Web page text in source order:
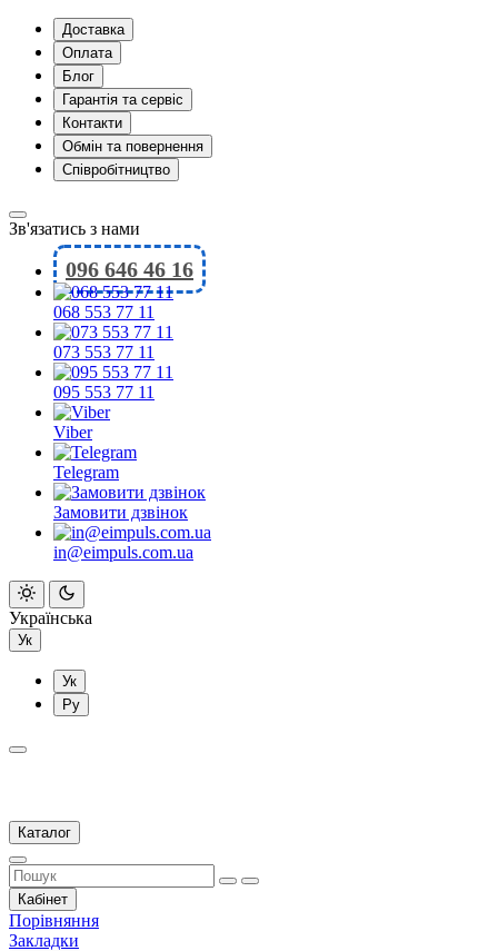
Доставка
Оплата
Блог
Гарантія та сервіс
Контакти
Обмін та повернення
Співробітництво
Зв'язатись з нами
096 646 46 16
068 553 77 11
073 553 77 11
095 553 77 11
Viber
Telegram
Замовити дзвінок
in@eimpuls.com.ua
Українська
Ук
Ук
Ру
Каталог
Кабінет
Порівняння
Закладки